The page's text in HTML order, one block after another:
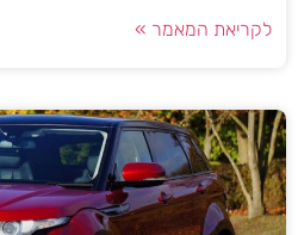
לקריאת המאמר »